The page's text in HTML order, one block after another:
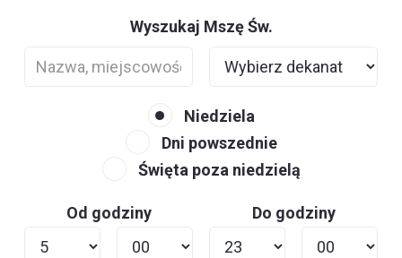
Wyszukaj Mszę Św.
Niedziela
Dni powszednie
Święta poza niedzielą
Od godziny Do godziny